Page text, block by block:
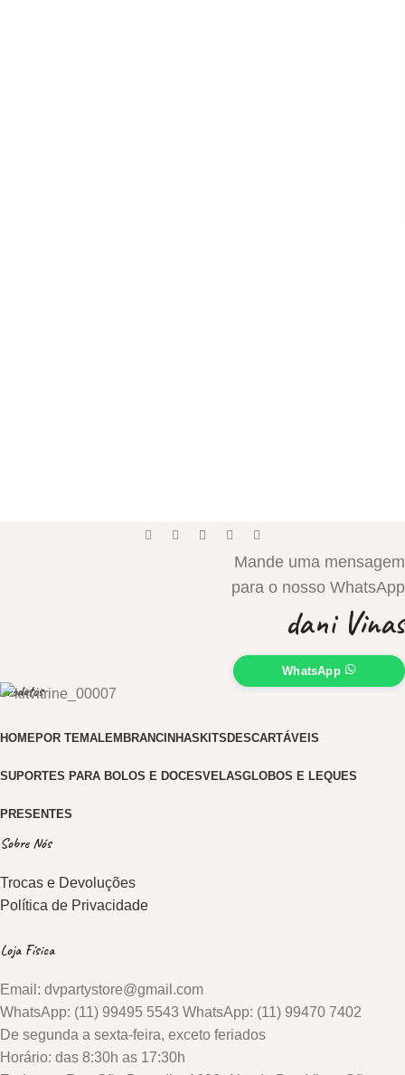
Mande uma mensagem
para o nosso WhatsApp
dani Vinas
WhatsApp
Produtos
HOMEPOR TEMALEMBRANCINHASKITSDESCARTÁVEIS
SUPORTES PARA BOLOS E DOCESVELASGLOBOS E LEQUES
PRESENTES
Sobre Nós
Trocas e Devoluções
Política de Privacidade
Loja Física
Email: dvpartystore@gmail.com
WhatsApp: (11) 99495 5543 WhatsApp: (11) 99470 7402
De segunda a sexta-feira, exceto feriados
Horário: das 8:30h as 17:30h